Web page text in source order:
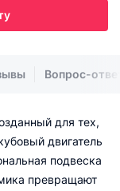
Вопрос-
для тех,
двигатель
подвеска
превращают